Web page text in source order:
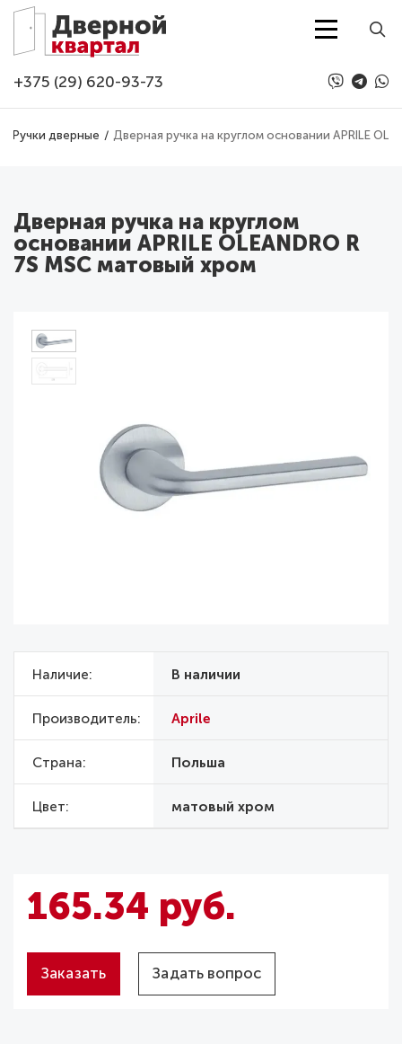
Перейти к основному содержанию
+375 (29) 620-93-73
Ручки дверные Дверная ручка на круглом основании APRILE
Дверная ручка на круглом
основании APRILE OLEANDRO R
7S MSC матовый хром
Наличие В наличии
Производитель Aprile
Страна Польша
Цвет матовый хром
165.34 руб.
Заказать Задать вопрос